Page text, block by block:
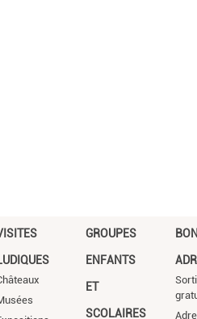
GROUPES
ENFANTS
ET
SCOLAIRES